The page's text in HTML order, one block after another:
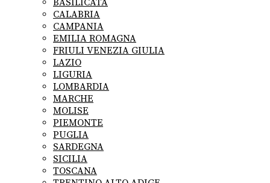
CALABRIA
CAMPANIA
EMILIA ROMAGNA
FRIULI VENEZIA GIULIA
LAZIO
LIGURIA
LOMBARDIA
MARCHE
MOLISE
PIEMONTE
PUGLIA
SARDEGNA
SICILIA
TOSCANA